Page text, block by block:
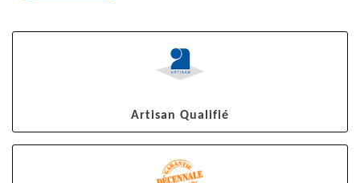
Artisan Qualifié